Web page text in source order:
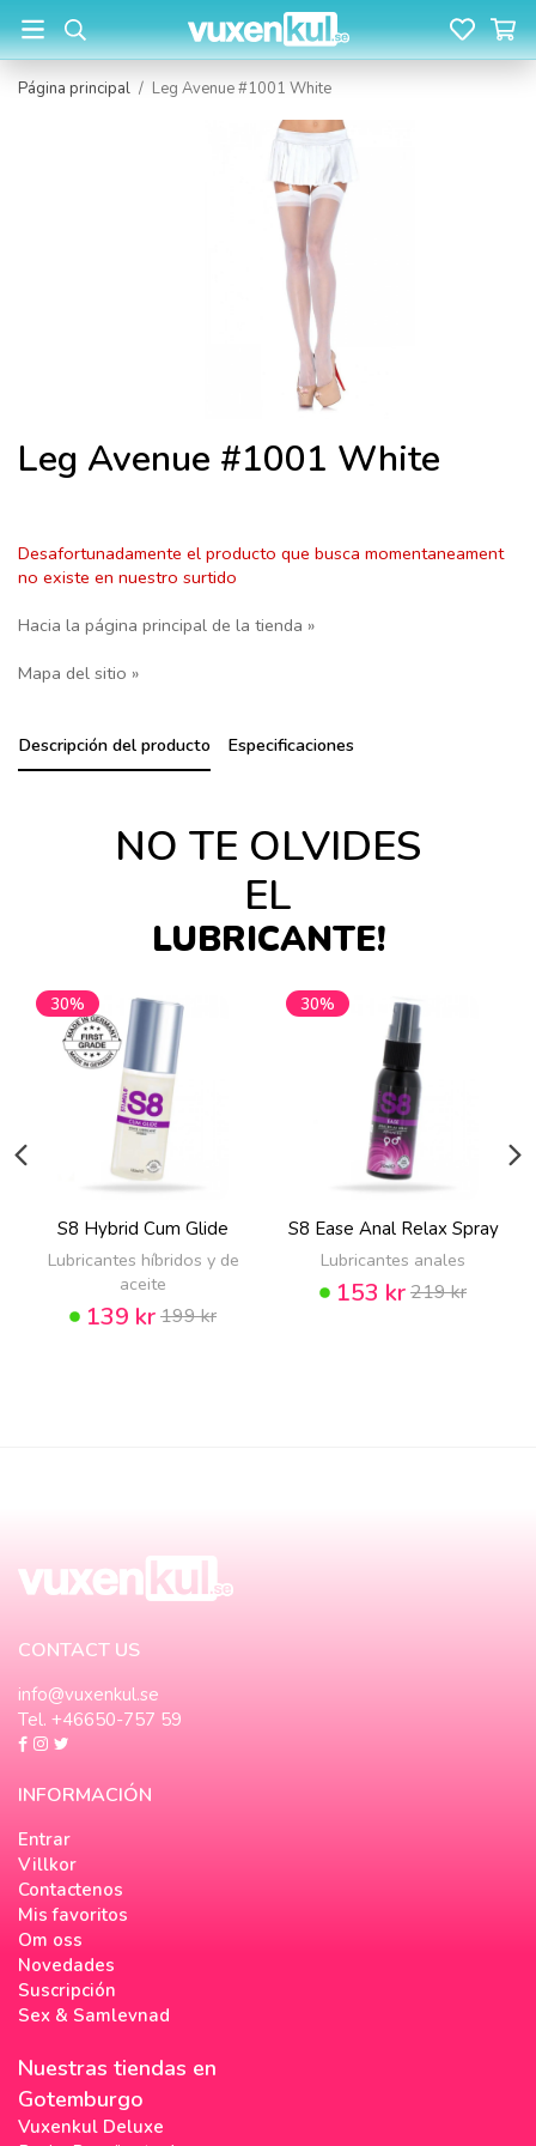
Página principal / Leg Avenue #1001 White
Leg Avenue #1001 White
Desafortunadamente el producto que busca momentaneament
no existe en nuestro surtido
Hacia la página principal de la tienda »
Mapa del sitio »
Descripción del producto Especificaciones
NO TE OLVIDES
EL
LUBRICANTE!
30%
S8 Hybrid Cum Glide
Lubricantes híbridos y de
aceite
139 kr199 kr
30%
S8 Ease Anal Relax Spray
Lubricantes anales
153 kr219 kr
CONTACT US
info@vuxenkul.se
Tel. +46650-757 59
INFORMACIÓN
Entrar
Villkor
Contactenos
Mis favoritos
Om oss
Novedades
Suscripción
Sex & Samlevnad
Nuestras tiendas en
Gotemburgo
Vuxenkul Deluxe